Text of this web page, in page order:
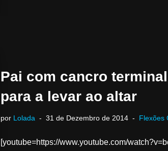
Pai com cancro
para a levar ao altar
por Lolada 31 de Dezembro de 2014 Flexões
[youtube=https://www.youtube.com/